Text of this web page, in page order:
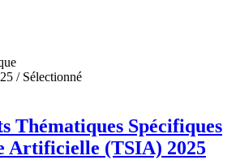
/ Sélectionné
Thématiques Spécifiques
Artificielle (TSIA) 2025